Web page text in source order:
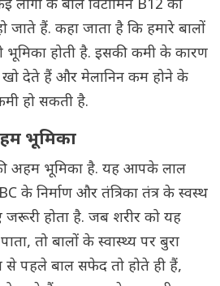
लोगों के बाल विटामिन B12 की
हैं. कहा जाता है कि हमारे बालों
भूमिका होती है. इसकी कमी के कारण
खो देते हैं और मेलानिन कम होने के
हो सकती है.
भूमिका
की अहम भूमिका है. यह आपके लाल
के निर्माण और तंत्रिका तंत्र के स्वस्थ
होता है. जब शरीर को यह
पाता, तो बालों के स्वास्थ्य पर बुरा
पहले बाल सफेद तो होते ही हैं,